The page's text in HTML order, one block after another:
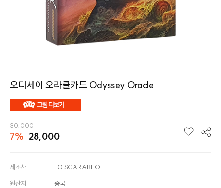
오디세이 오라클카드 Odyssey Oracle
30,000
7% 28,000
제조사 LO SCARABEO
원산지 중국